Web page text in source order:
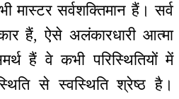
मास्टर सर्वशक्तिमान हैं। सर्व
हैं, ऐसे अलंकारधारी आत्मा
हैं वे कभी परिस्थितियों में
से स्वस्थिति श्रेष्ठ है।